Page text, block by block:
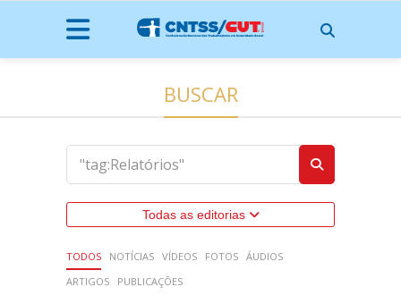
BUSCAR
Todas as editorias
TODOS NOTÍCIAS VÍDEOS FOTOS ÁUDIOS
ARTIGOS
PUBLICAÇÕES